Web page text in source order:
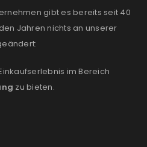
gibt es bereits seit 40
Jahren nichts an unserer
im Bereich
zu bieten.